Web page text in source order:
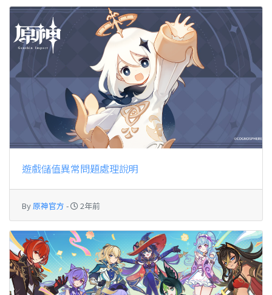
遊戲儲值異常問題處理說明
By 原神官方 - 2年前